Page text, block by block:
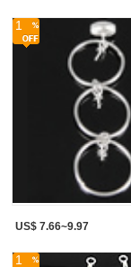
1
US$ 7.66~9.97
1